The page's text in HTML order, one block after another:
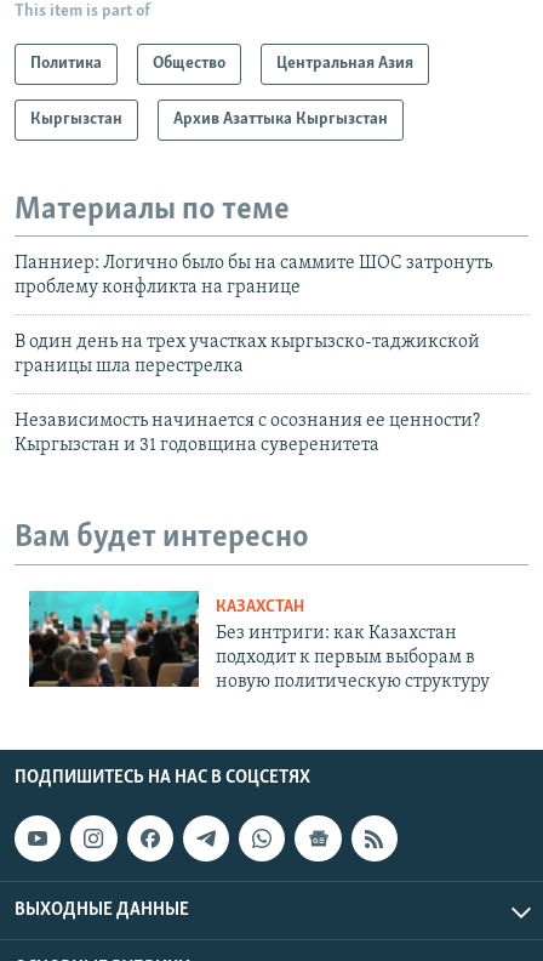
This item is part of
Политика Общество Центральная Азия
Кыргызстан Архив Азаттыка Кыргызстан
Материалы по теме
Панниер: Логично было бы на саммите ШОС затронуть
проблему конфликта на границе
В один день на трех участках кыргызско-таджикской
границы шла перестрелка
Независимость начинается с осознания ее ценности?
Кыргызстан и 31 годовщина суверенитета
Вам будет интересно
КАЗАХСТАН
Без интриги: как Казахстан
подходит к первым выборам в
новую политическую структуру
ПОДПИШИТЕСЬ НА НАС В СОЦСЕТЯХ
ВЫХОДНЫЕ ДАННЫЕ